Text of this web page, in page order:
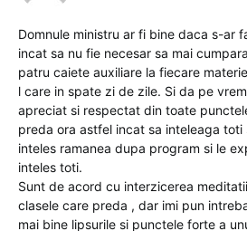
Domnule ministru ar fi bine daca s-ar
incat sa nu fie necesar sa mai
patru caiete auxiliare la fiecare
l care in spate zi de zile. Si da pe
apreciat si respectat din toate
preda ora astfel incat sa inteleaga toti
inteles ramanea dupa program si le
inteles toti.
Sunt de acord cu interzicerea
clasele care preda , dar imi pun
mai bine lipsurile si punctele forte a